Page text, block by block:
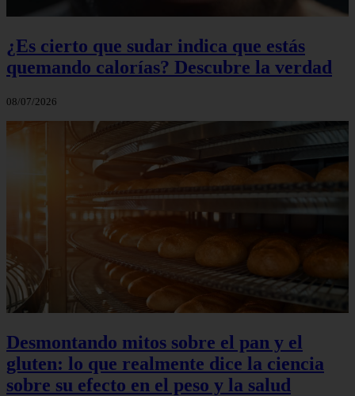
¿Es cierto que sudar indica que estás
quemando calorías? Descubre la verdad
08/07/2026
Desmontando mitos sobre el pan y el
gluten: lo que realmente dice la ciencia
sobre su efecto en el peso y la salud